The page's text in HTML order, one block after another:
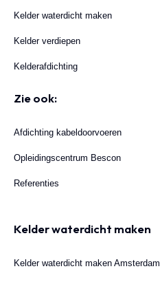
Kelder waterdicht maken
Kelder verdiepen
Kelderafdichting
Zie ook:
Afdichting kabeldoorvoeren
Opleidingscentrum Bescon
Referenties
Kelder waterdicht maken
Kelder waterdicht maken Amsterdam